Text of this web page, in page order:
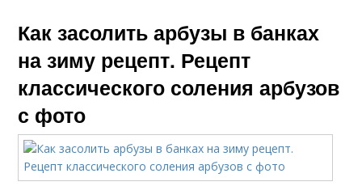
Как засолить арбузы в банках
на зиму рецепт. Рецепт
классического соления арбузов
с фото